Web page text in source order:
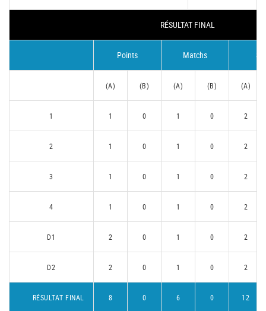
RÉSULTAT FINAL
Points Matchs
(A) (B) (A) (B) (A)
1 1 0 1 0 2
2 1 0 1 0 2
3 1 0 1 0 2
4 1 0 1 0 2
D1 2 0 1 0 2
D2 2 0 1 0 2
RÉSULTAT FINAL 8 0 6 0 12